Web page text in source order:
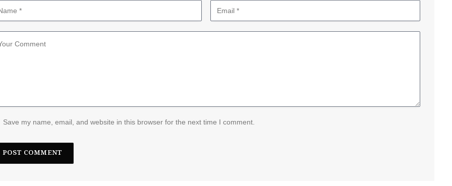
Save my name, email, and website in this browser for the next time I comment.